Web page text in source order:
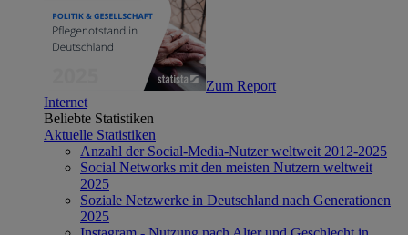
Zum Report
Internet
Beliebte Statistiken
Aktuelle Statistiken
Anzahl der Social-Media-Nutzer weltweit 2012-2025
Social Networks mit den meisten Nutzern weltweit
2025
Soziale Netzwerke in Deutschland nach Generationen
2025